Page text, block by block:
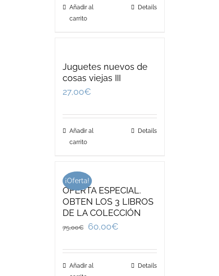
Añadir al
carrito
Details
Juguetes nuevos de
cosas viejas III
27,00€
Añadir al
carrito
Details
¡Oferta!
OFERTA ESPECIAL.
OBTEN LOS 3 LIBROS
DE LA COLECCIÓN
75,00€ 60,00€
Añadir al
Details